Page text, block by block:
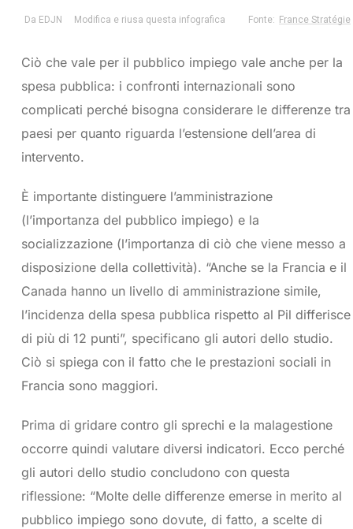
Ciò che vale per il pubblico impiego vale anche per la
spesa pubblica: i confronti internazionali sono
complicati perché bisogna considerare le differenze tra
paesi per quanto riguarda l’estensione dell’area di
intervento.
È importante distinguere l’amministrazione
(l’importanza del pubblico impiego) e la
socializzazione (l’importanza di ciò che viene messo a
disposizione della collettività). “Anche se la Francia e il
Canada hanno un livello di amministrazione simile,
l’incidenza della spesa pubblica rispetto al Pil differisce
di più di 12 punti”, specificano gli autori dello studio.
Ciò si spiega con il fatto che le prestazioni sociali in
Francia sono maggiori.
Prima di gridare contro gli sprechi e la malagestione
occorre quindi valutare diversi indicatori. Ecco perché
gli autori dello studio concludono con questa
riflessione: “Molte delle differenze emerse in merito al
pubblico impiego sono dovute, di fatto, a scelte di